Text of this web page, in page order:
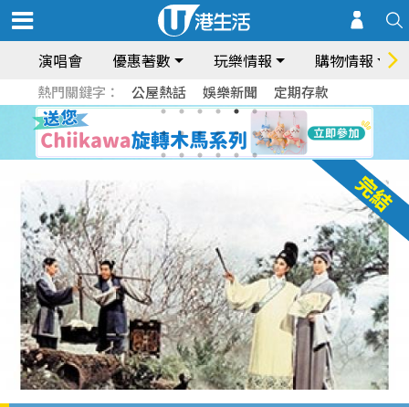
演唱會 優惠著數 玩樂情報 購物情報
熱門關鍵字： 公屋熱話 娛樂新聞 定期存款